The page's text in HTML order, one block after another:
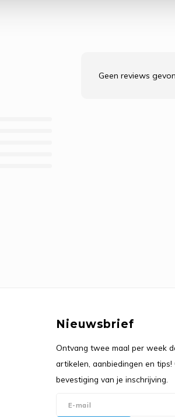
Geen reviews
Nieuwsbrief
Ontvang twee maal per week
artikelen, aanbiedingen en tips!
bevestiging van je inschrijving.